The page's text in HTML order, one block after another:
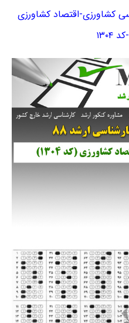
کشاورزی-اقتصاد کشاورزی